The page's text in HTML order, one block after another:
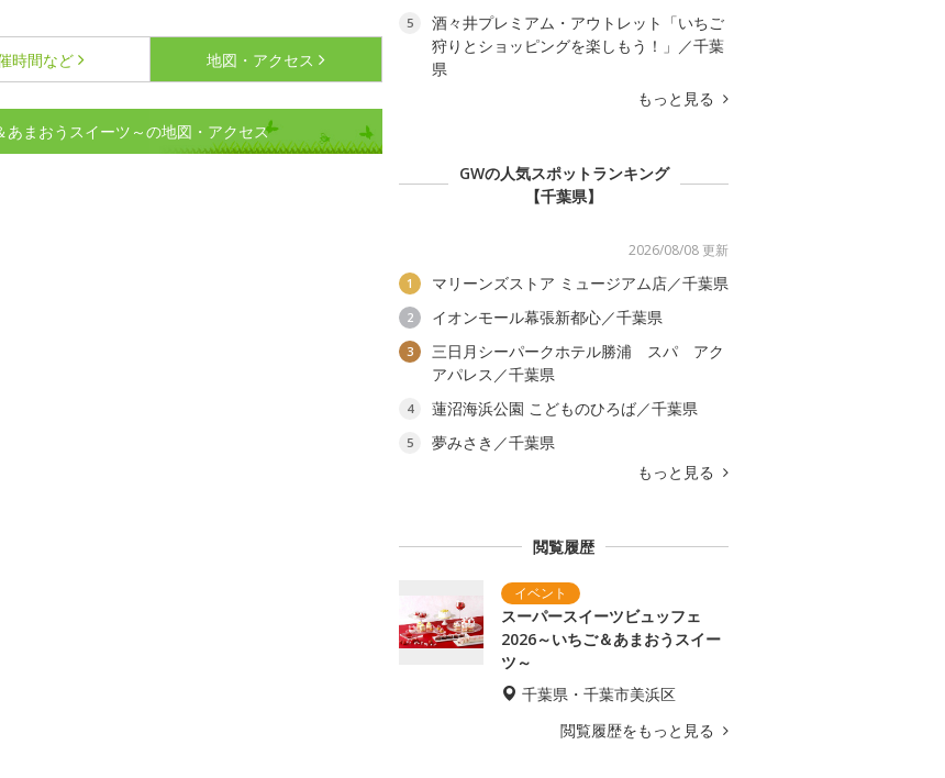
時間など 地図・アクセス
まおうスイーツ～の地図・アクセス
5
酒々井プレミアム・アウトレット「いちご
狩りとショッピングを楽しもう！」／千葉
県
もっと見る
GWの人気スポットランキング
【千葉県】
2026/08/08 更新
1 マリーンズストア ミュージアム店／千葉県
2 イオンモール幕張新都心／千葉県
3
三日月シーパークホテル勝浦 スパ アク
アパレス／千葉県
4 蓮沼海浜公園 こどものひろば／千葉県
5
夢みさき／千葉県
もっと見る
閲覧履歴
スーパースイーツビュッフェ
2026～いちご＆あまおうスイー
ツ～
千葉県・千葉市美浜区
閲覧履歴をもっと見る